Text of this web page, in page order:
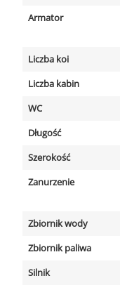
Armator
Liczba koi
Liczba kabin
WC
Długość
Szerokość
Zanurzenie
Zbiornik wody
Zbiornik paliwa
Silnik